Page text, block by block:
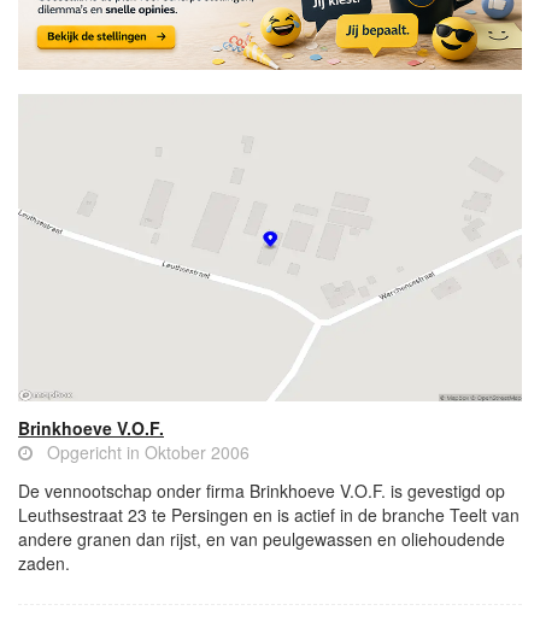
Brinkhoeve V.O.F.
Opgericht in Oktober 2006
De vennootschap onder firma Brinkhoeve V.O.F. is gevestigd op
Leuthsestraat 23 te Persingen en is actief in de branche Teelt van
andere granen dan rijst, en van peulgewassen en oliehoudende
zaden.